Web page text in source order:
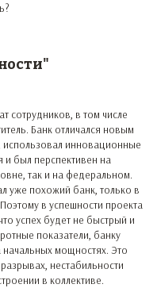
сотрудников, в том числе
Банк отличался новым
использовал инновационные
и был перспективен на
так и на федеральном.
уже похожий банк, только в
в успешности проекта
успех будет не быстрый и
показатели, банку
мощностях. Это
нестабильности
в коллективе.